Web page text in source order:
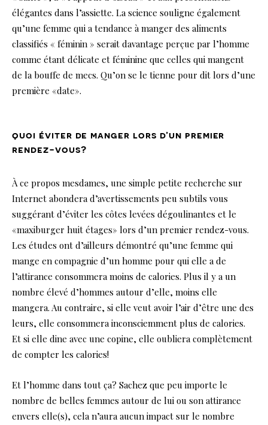
élégantes dans l’assiette. La science souligne également
qu’une femme qui a tendance à manger des aliments
classifiés « féminin » serait davantage perçue par l’homme
comme étant délicate et féminine que celles qui mangent
de la bouffe de mecs. Qu’on se le tienne pour dit lors d’une
première «date».
quoi éviter de manger lors d’un premier
rendez-vous?
À ce propos mesdames, une simple petite recherche sur
Internet abondera d’avertissements peu subtils vous
suggérant d’éviter les côtes levées dégoulinantes et le
«maxiburger huit étages» lors d’un premier rendez-vous.
Les études ont d’ailleurs démontré qu’une femme qui
mange en compagnie d’un homme pour qui elle a de
l’attirance consommera moins de calories. Plus il y a un
nombre élevé d’hommes autour d’elle, moins elle
mangera. Au contraire, si elle veut avoir l’air d’être une des
leurs, elle consommera inconsciemment plus de calories.
Et si elle dine avec une copine, elle oubliera complètement
de compter les calories!
Et l’homme dans tout ça? Sachez que peu importe le
nombre de belles femmes autour de lui ou son attirance
envers elle(s), cela n’aura aucun impact sur le nombre